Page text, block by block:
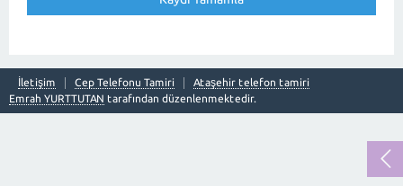
İletişim Cep Telefonu Tamiri
Ataşehir telefon tamiri
Emrah YURTTUTAN tarafından düzenlenmektedir.